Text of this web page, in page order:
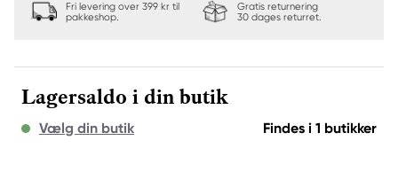
Fri levering over 399 kr til
pakkeshop.
Gratis returnering
30 dages returret.
Lagersaldo i din butik
Vælg din butik Findes i 1 butikker